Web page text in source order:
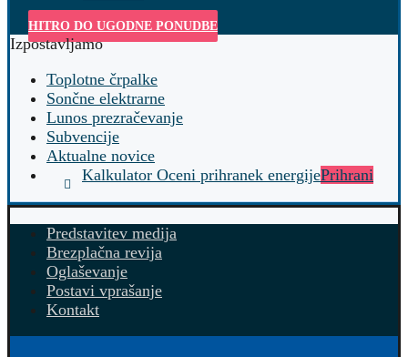
HITRO DO UGODNE PONUDBE
Izpostavljamo
Toplotne črpalke
Sončne elektrarne
Lunos prezračevanje
Subvencije
Aktualne novice
Kalkulator Oceni prihranek energijePrihrani
Predstavitev medija
Brezplačna revija
Oglaševanje
Postavi vprašanje
Kontakt